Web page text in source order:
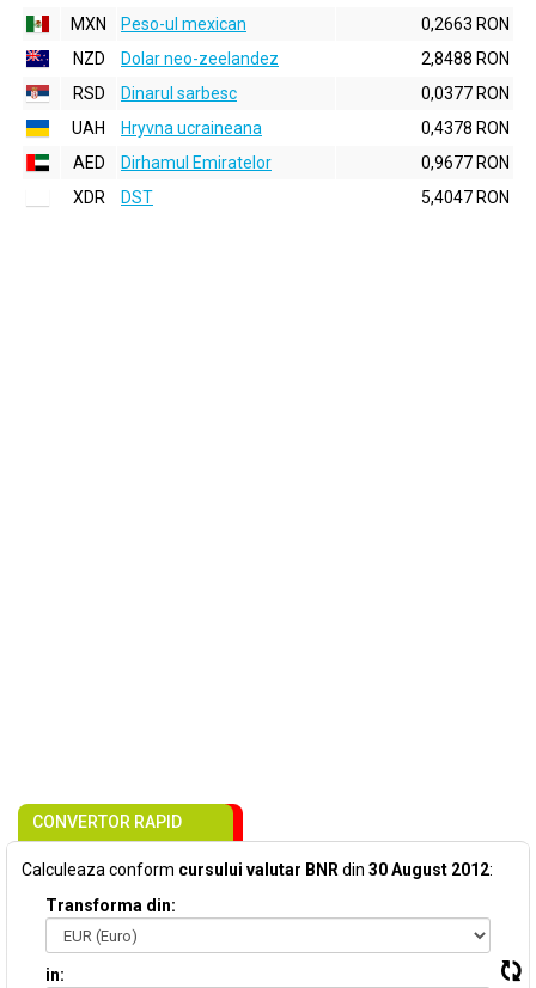
MXN
Peso-ul mexican
0,2663 RON
NZD
Dolar neo-zeelandez
2,8488 RON
RSD
Dinarul sarbesc
0,0377 RON
UAH
Hryvna ucraineana
0,4378 RON
AED
Dirhamul Emiratelor
0,9677 RON
XDR
DST 5,4047 RON
CONVERTOR RAPID
Calculeaza conform cursului valutar BNR din 30 August 2012:
Transforma din:
in: